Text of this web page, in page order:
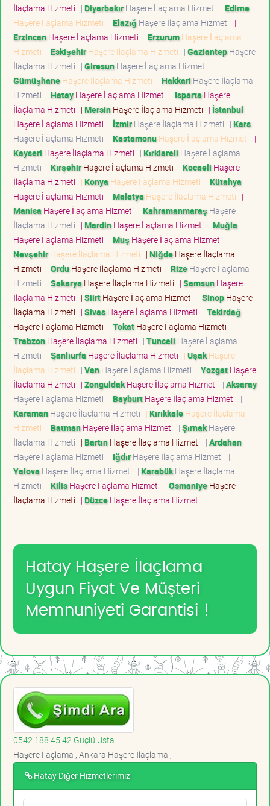
İlaçlama Hizmeti | DiyarbakırHaşere İlaçlama Hizmeti | Edirne
Haşere İlaçlama Hizmeti | Elazığ Haşere İlaçlama Hizmeti |
ErzincanHaşere İlaçlama Hizmeti | ErzurumHaşere İlaçlama
Hizmeti | EskişehirHaşere İlaçlama Hizmeti | GaziantepHaşere
İlaçlama Hizmeti | GiresunHaşere İlaçlama Hizmeti |
GümüşhaneHaşere İlaçlama Hizmeti | Hakkari Haşere İlaçlama
Hizmeti | HatayHaşere İlaçlama Hizmeti | Isparta Haşere
İlaçlama Hizmeti | MersinHaşere İlaçlama Hizmeti | İstanbul
Haşere İlaçlama Hizmeti | İzmirHaşere İlaçlama Hizmeti | Kars
Haşere İlaçlama Hizmeti | KastamonuHaşere İlaçlama Hizmeti |
Kayseri Haşere İlaçlama Hizmeti | Kırklareli Haşere İlaçlama
Hizmeti | KırşehirHaşere İlaçlama Hizmeti | Kocaeli Haşere
İlaçlama Hizmeti | Konya Haşere İlaçlama Hizmeti | Kütahya
Haşere İlaçlama Hizmeti | Malatya Haşere İlaçlama Hizmeti |
Manisa Haşere İlaçlama Hizmeti | Kahramanmaraş Haşere
İlaçlama Hizmeti | MardinHaşere İlaçlama Hizmeti | Muğla
Haşere İlaçlama Hizmeti | Muş Haşere İlaçlama Hizmeti |
NevşehirHaşere İlaçlama Hizmeti | NiğdeHaşere İlaçlama
Hizmeti | OrduHaşere İlaçlama Hizmeti | RizeHaşere İlaçlama
Hizmeti | Sakarya Haşere İlaçlama Hizmeti | SamsunHaşere
İlaçlama Hizmeti | SiirtHaşere İlaçlama Hizmeti | SinopHaşere
İlaçlama Hizmeti | SivasHaşere İlaçlama Hizmeti | Tekirdağ
Haşere İlaçlama Hizmeti | TokatHaşere İlaçlama Hizmeti |
TrabzonHaşere İlaçlama Hizmeti | Tunceli Haşere İlaçlama
Hizmeti | Şanlıurfa Haşere İlaçlama Hizmeti | UşakHaşere
İlaçlama Hizmeti | VanHaşere İlaçlama Hizmeti | YozgatHaşere
İlaçlama Hizmeti | ZonguldakHaşere İlaçlama Hizmeti | Aksaray
Haşere İlaçlama Hizmeti | BayburtHaşere İlaçlama Hizmeti |
KaramanHaşere İlaçlama Hizmeti | KırıkkaleHaşere İlaçlama
Hizmeti | BatmanHaşere İlaçlama Hizmeti | ŞırnakHaşere
İlaçlama Hizmeti | BartınHaşere İlaçlama Hizmeti | Ardahan
Haşere İlaçlama Hizmeti | IğdırHaşere İlaçlama Hizmeti |
Yalova Haşere İlaçlama Hizmeti | KarabükHaşere İlaçlama
Hizmeti | KilisHaşere İlaçlama Hizmeti | OsmaniyeHaşere
İlaçlama Hizmeti | DüzceHaşere İlaçlama Hizmeti
Hatay Haşere İlaçlama
Uygun Fiyat Ve Müşteri
Memnuniyeti Garantisi !
0542 188 45 42 Güçlü Usta
Haşere İlaçlama , Ankara Haşere İlaçlama ,
Hatay Diğer Hizmetlerimiz